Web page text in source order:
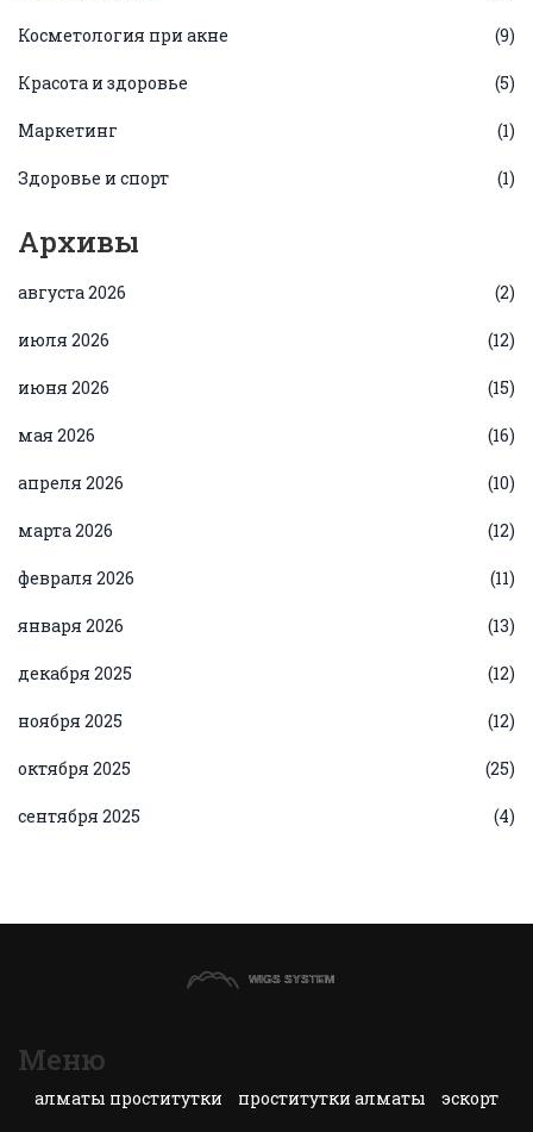
Косметология при акне (9)
Красота и здоровье (5)
Маркетинг (1)
Здоровье и спорт (1)
Архивы
августа 2026 (2)
июля 2026 (12)
июня 2026 (15)
мая 2026 (16)
апреля 2026 (10)
марта 2026 (12)
февраля 2026 (11)
января 2026 (13)
декабря 2025 (12)
ноября 2025 (12)
октября 2025 (25)
сентября 2025 (4)
Меню
алматы проститутки проститутки алматы эскорт